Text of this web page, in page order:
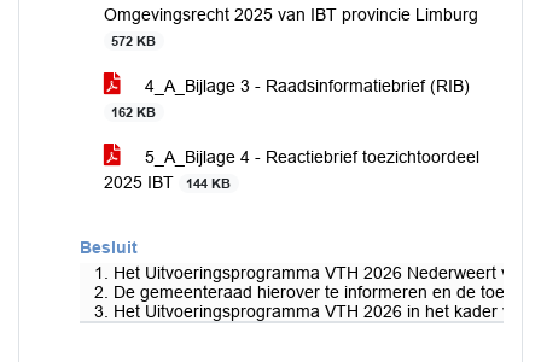
Omgevingsrecht 2025 van IBT provincie Limburg
572 KB
4_A_Bijlage 3 - Raadsinformatiebrief (RIB)
162 KB
5_A_Bijlage 4 - Reactiebrief toezichtoordeel
2025 IBT
144 KB
Besluit
1. Het Uitvoeringsprogramma VTH 2026 Nederweert
2. De gemeenteraad hierover te informeren en de
3. Het Uitvoeringsprogramma VTH 2026 in het kader